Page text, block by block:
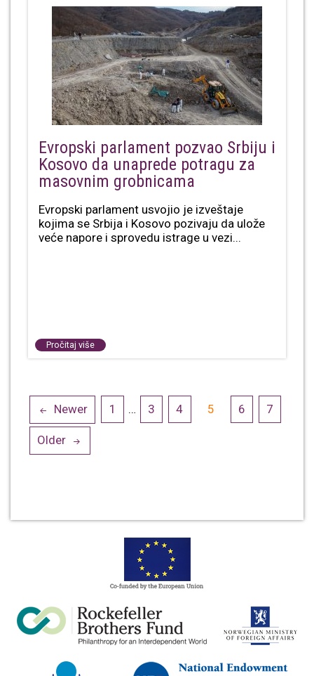
Evropski parlament pozvao Srbiju i
Kosovo da unaprede potragu za
masovnim grobnicama
Evropski parlament usvojio je izveštaje
kojima se Srbija i Kosovo pozivaju da ulože
veće napore i sprovedu istrage u vezi...
Pročitaj više
Posts
navigation
Newer 1 … 3 4 5 6 7
Older